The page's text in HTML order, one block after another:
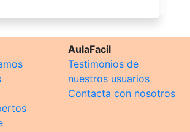
AulaFacil
Testimonios de
nuestros usuarios
Contacta con nosotros